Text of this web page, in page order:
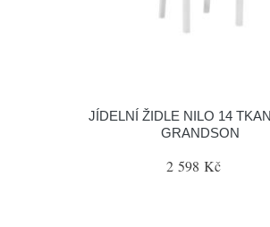
JÍDELNÍ ŽIDLE NILO 14
GRANDSON
2 598 Kč